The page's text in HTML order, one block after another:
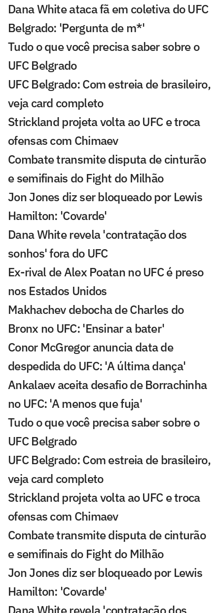
Dana White ataca fã em coletiva do UFC
Belgrado: 'Pergunta de m*'
Tudo o que você precisa saber sobre o
UFC Belgrado
UFC Belgrado: Com estreia de brasileiro,
veja card completo
Strickland projeta volta ao UFC e troca
ofensas com Chimaev
Combate transmite disputa de cinturão
e semifinais do Fight do Milhão
Jon Jones diz ser bloqueado por Lewis
Hamilton: 'Covarde'
Dana White revela 'contratação dos
sonhos' fora do UFC
Ex-rival de Alex Poatan no UFC é preso
nos Estados Unidos
Makhachev debocha de Charles do
Bronx no UFC: 'Ensinar a bater'
Conor McGregor anuncia data de
despedida do UFC: 'A última dança'
Ankalaev aceita desafio de Borrachinha
no UFC: 'A menos que fuja'
Tudo o que você precisa saber sobre o
UFC Belgrado
UFC Belgrado: Com estreia de brasileiro,
veja card completo
Strickland projeta volta ao UFC e troca
ofensas com Chimaev
Combate transmite disputa de cinturão
e semifinais do Fight do Milhão
Jon Jones diz ser bloqueado por Lewis
Hamilton: 'Covarde'
Dana White revela 'contratação dos